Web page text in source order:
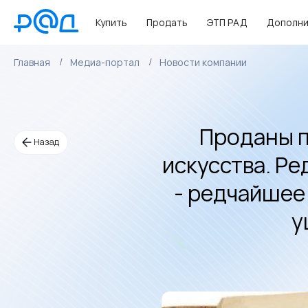
Купить Продать ЭТП РАД
Главная Медиа-портал Новости компании
Назад
Проданы
искусства.
- редчайшее